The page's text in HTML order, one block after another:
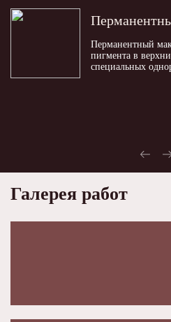
Перманентный
пигмента в
специальных
Галерея работ